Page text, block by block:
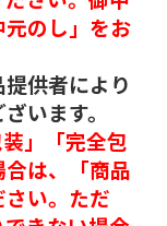
のし」をお
供者により
います。
」「完全包
は、「商品
い。ただ